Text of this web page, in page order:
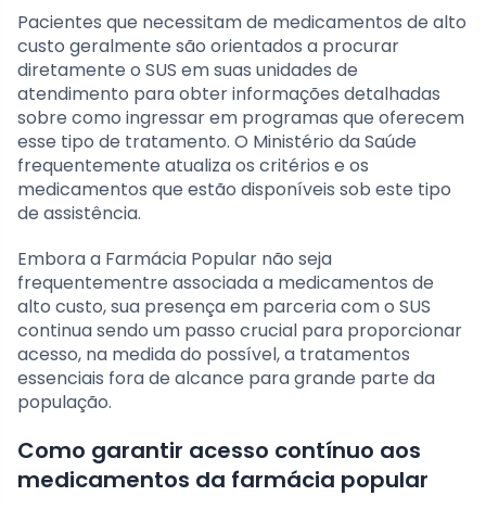
Pacientes que necessitam de medicamentos de alto
custo geralmente são orientados a procurar
diretamente o SUS em suas unidades de
atendimento para obter informações detalhadas
sobre como ingressar em programas que oferecem
esse tipo de tratamento. O Ministério da Saúde
frequentemente atualiza os critérios e os
medicamentos que estão disponíveis sob este tipo
de assistência.
Embora a Farmácia Popular não seja
frequentementre associada a medicamentos de
alto custo, sua presença em parceria com o SUS
continua sendo um passo crucial para proporcionar
acesso, na medida do possível, a tratamentos
essenciais fora de alcance para grande parte da
população.
Como garantir acesso contínuo aos
medicamentos da farmácia popular